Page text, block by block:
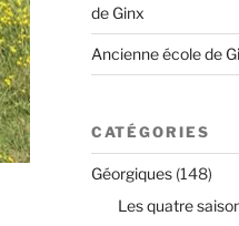
de Ginx
Ancienne école de
CATÉGORIES
Géorgiques(148)
Les quatre